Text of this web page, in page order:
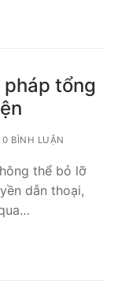
pháp tổng
0 BÌNH LUẬN
thể bỏ lỡ
dẫn thoại,